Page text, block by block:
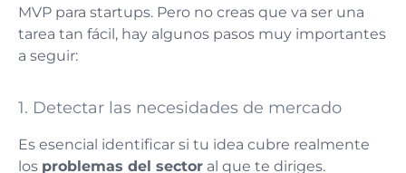
MVP para startups. Pero no creas que va ser una
tarea tan fácil, hay algunos pasos muy importantes
a seguir:
1. Detectar las necesidades de mercado
Es esencial identificar si tu idea cubre realmente
los problemas del sector al que te diriges.